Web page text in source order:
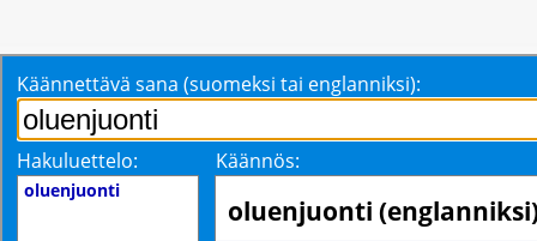
Käännettävä sana (suomeksi tai englanniksi):
Hakuluettelo: Käännös:
oluenjuonti
oluenjuonti